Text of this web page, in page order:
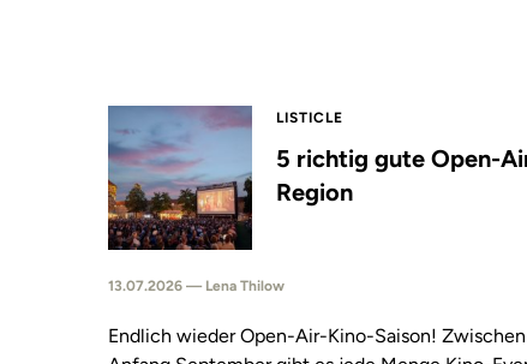
LISTICLE
5 richtig gute Open-
Region
13.07.2026 — Lena Thilow
Endlich wieder Open-Air-Kino-Saison!